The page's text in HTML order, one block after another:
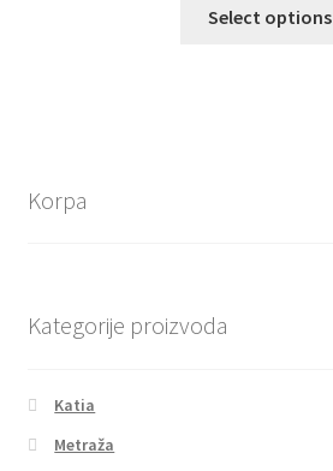
Select options
Korpa
Kategorije proizvoda
Katia
Metraža